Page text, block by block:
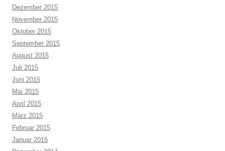
Dezember 2015
November 2015
Oktober 2015
September 2015
August 2015
Juli 2015
Juni 2015
Mai 2015
April 2015
März 2015
Februar 2015
Januar 2015